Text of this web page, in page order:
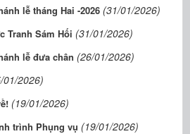
lễ tháng Hai -2026 (31/01/2026)
Tranh Sám Hối (31/01/2026)
lễ đưa chân (26/01/2026)
01/2026)
(19/01/2026)
trình Phụng vụ (19/01/2026)